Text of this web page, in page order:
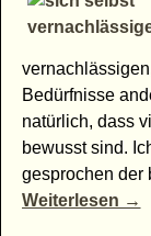
Bedürfnisse
natürlich, dass
bewusst sind.
gesprochen der
Weiterlesen →